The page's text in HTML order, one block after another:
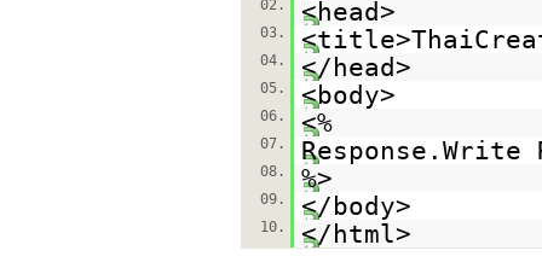
02. <head>
03.
04. </head>
05. <body>
06. <%
07. Response.Write
08. %>
09. </body>
10. </html>